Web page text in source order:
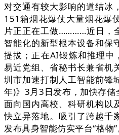
对交通有较大影响的道结冰
151箱烟花爆仗大量烟花爆
片正正在工做…………近日，
智能化的新型根本设备和保
提拔；正在AI锻炼和推理中
易近党组、省秘书长兼省机
圳市加速打制人工智能前
年)》3月3日发布，加快存
面向国内高校、科研机构以
快立异落地。吸引了跨越千
发布具身智能仿实平台“格物”